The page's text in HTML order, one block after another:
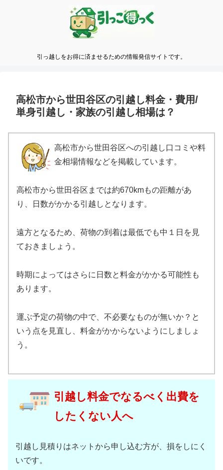
引っ越しをお得に済ませるための情報発信サイトです。
高松市から世田谷区の引越し料金・費用/
単身引越し・家族の引越し相場は？
高松市から世田谷区への引越し口コミや料
金相場情報などを掲載しています。
高松市から世田谷区までは約670kmもの距離があ
り、日数がかかる引越しとなります。
遠方となるため、荷物の到着は最低でも中１日を見
ておきましょう。
時期によってはさらに日数と料金がかかる可能性も
あります。
運ぶ予定の荷物の中で、不必要なものが無いか？と
いう点を見直し、料金がかからないようにしましょ
う。
引越し料金でなるべく出費を
したくない人へ
引越し見積りはネットから申し込む方が、損をしにく
いです。